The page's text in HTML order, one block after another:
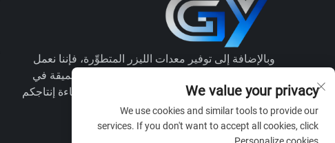
وبالإضافة إلى توفير معدات الليزر المتطوِّرة، فإننا نعمل
كشريك استراتيجي لكم، حيث نجمع بين رؤى عميقة في
القطاع وتحقق من العمليات بكاملها لضمان كفاءة إنتاجكم
ونجاحكم في الامتثال للأنظمة واللوائح.
We value your privacy
We use cookies and similar tools to provide our
services. If you don't want to accept all cookies, click